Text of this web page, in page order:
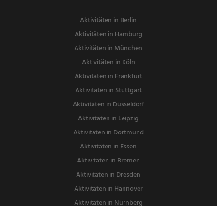
Aktivitäten in Berlin
Aktivitäten in Hamburg
Aktivitäten in München
Aktivitäten in Köln
Aktivitäten in Frankfurt
Aktivitäten in Stuttgart
Aktivitäten in Düsseldorf
Aktivitäten in Leipzig
Aktivitäten in Dortmund
Aktivitäten in Essen
Aktivitäten in Bremen
Aktivitäten in Dresden
Aktivitäten in Hannover
Aktivitäten in Nürnberg